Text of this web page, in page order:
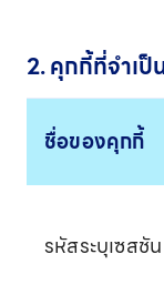
2. คุกกี้ที่จำเป็
ชื่อของคุกกี้
รหัสระบุเซสชัน